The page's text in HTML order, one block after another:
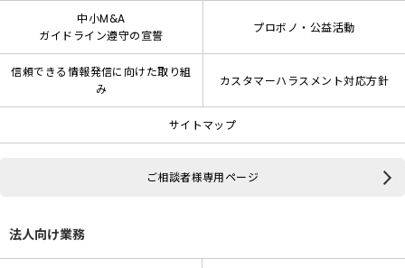
中小M&A
ガイドライン遵守の宣誓
プロボノ・公益活動
信頼できる情報発信に向けた取り組
み
カスタマーハラスメント対応方針
サイトマップ
ご相談者様専用ページ
法人向け業務